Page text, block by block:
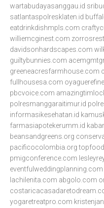
wartabudayasanggau.id
satlantaspolresklaten.id
eatdrinkdishmpls.com
williemcginest.com
davidsonhardscapes.com
guiltybunnies.com
greeneacresfarmhouse.com
fullhousesa.com
pbcvoice.com
polresmanggaraitimur.id
informasikesehatan.id
farmasiapotekerumm.id
beansandgreens.org
pacificocolombia.org
pmigconference.com
eventfulweddingplanning.com
lachilenita.com abgolo.com
yogaretreatpro.com